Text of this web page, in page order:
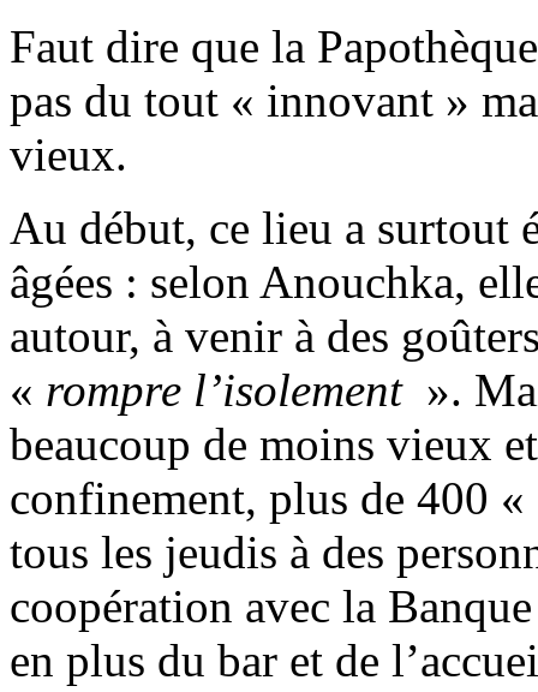
Faut dire que la
pas du tout « innovant »
vieux.
Au début, ce lieu a surtout
âgées : selon Anouchka,
autour, à venir à des
« rompre l’isolement ».
beaucoup de moins vieux
confinement, plus de 400 «
tous les jeudis à des
coopération avec la
en plus du bar et de